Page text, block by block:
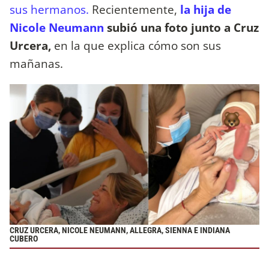
sus hermanos. Recientemente, la hija de
Nicole Neumann subió una foto junto a Cruz
Urcera, en la que explica cómo son sus
mañanas.
CRUZ URCERA, NICOLE NEUMANN, ALLEGRA, SIENNA E INDIANA
CUBERO